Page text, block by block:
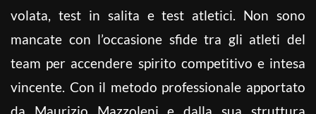
volata, test in salita e test atletici. Non sono
mancate con l’occasione sfide tra gli atleti del
team per accendere spirito competitivo e intesa
vincente. Con il metodo professionale apportato
da Maurizio Mazzoleni e dalla sua struttura